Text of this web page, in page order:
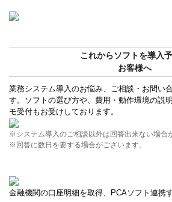
これからソフトを導入
お客様へ
業務システム導入のお悩み、ご相談・お問い
す。ソフトの選び方や、費用・動作環境の説
モ受付もお受けしております。
※システム導入のご相談以外は回答出来ない場合
※回答に数日を要する場合がございます。
金融機関の口座明細を取得、PCAソフト連携